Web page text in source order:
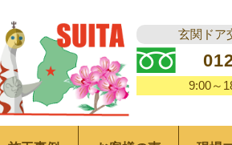
玄関ドア
9:00～